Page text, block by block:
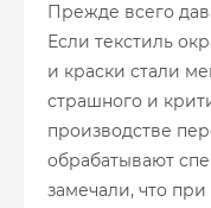
Прежде всего
Если текстиль
и краски стали
страшного и
производстве
обрабатывают
замечали, что